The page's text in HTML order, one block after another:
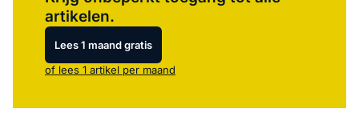
artikelen.
Lees 1 maand gratis
of lees 1 artikel per maand